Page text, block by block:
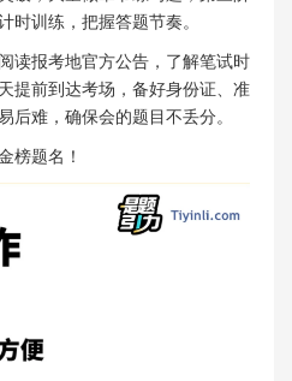
时训练，把握答题节奏。
读报考地官方公告，了解笔试时
提前到达考场，备好身份证、准
后难，确保会的题目不丢分。
榜题名！